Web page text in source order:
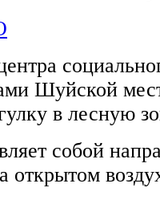
Шуйской
в лесную
собой
открытом